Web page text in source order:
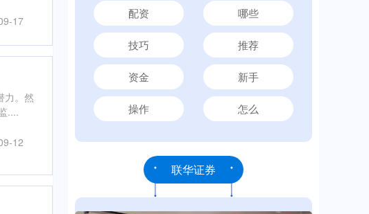
17
力。然
....
12
配资 哪些
技巧 推荐
资金 新手
操作 怎么
联华证券